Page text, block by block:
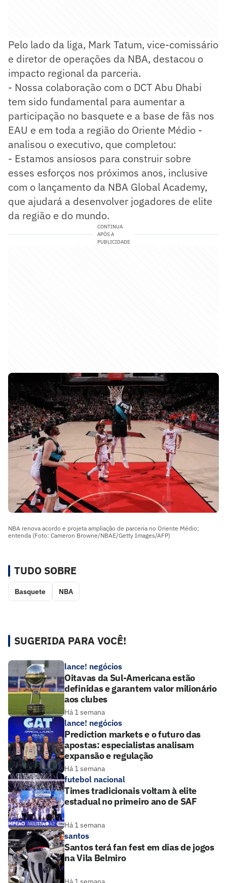
Pelo lado da liga, Mark Tatum, vice-comissário
e diretor de operações da NBA, destacou o
impacto regional da parceria.
- Nossa colaboração com o DCT Abu Dhabi
tem sido fundamental para aumentar a
participação no basquete e a base de fãs nos
EAU e em toda a região do Oriente Médio -
analisou o executivo, que completou:
- Estamos ansiosos para construir sobre
esses esforços nos próximos anos, inclusive
com o lançamento da NBA Global Academy,
que ajudará a desenvolver jogadores de elite
da região e do mundo.
CONTINUA
APÓS A
PUBLICIDADE
NBA renova acordo e projeta ampliação de parceria no Oriente Médio;
entenda (Foto: Cameron Browne/NBAE/Getty Images/AFP)
TUDO SOBRE
Basquete NBA
SUGERIDA PARA VOCÊ!
lance! negócios
Oitavas da Sul-Americana estão
definidas e garantem valor milionário
aos clubes
Há 1 semana
lance! negócios
Prediction markets e o futuro das
apostas: especialistas analisam
expansão e regulação
Há 1 semana
futebol nacional
Times tradicionais voltam à elite
estadual no primeiro ano de SAF
Há 1 semana
santos
Santos terá fan fest em dias de jogos
na Vila Belmiro